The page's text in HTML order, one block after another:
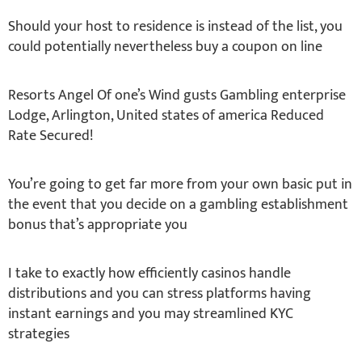
Should your host to residence is instead of the list, you
could potentially nevertheless buy a coupon on line
Resorts Angel Of one’s Wind gusts Gambling enterprise
Lodge, Arlington, United states of america Reduced
Rate Secured!
You’re going to get far more from your own basic put in
the event that you decide on a gambling establishment
bonus that’s appropriate you
I take to exactly how efficiently casinos handle
distributions and you can stress platforms having
instant earnings and you may streamlined KYC
strategies